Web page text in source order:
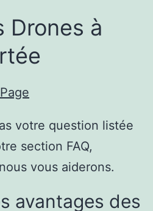
Drones à
votre question listée
section FAQ,
vous aiderons.
avantages des